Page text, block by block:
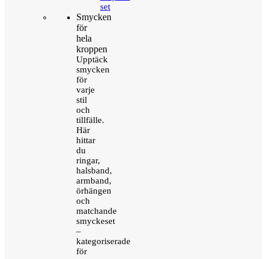
set
Smycken
för
hela
kroppen
Upptäck
smycken
för
varje
stil
och
tillfälle.
Här
hittar
du
ringar,
halsband,
armband,
örhängen
och
matchande
smyckeset
–
kategoriserade
för